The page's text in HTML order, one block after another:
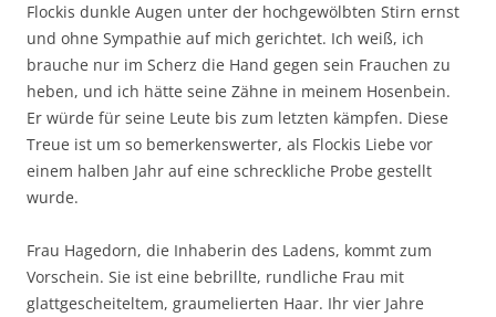
Flockis dunkle Augen unter der hochgewölbten Stirn ernst
und ohne Sympathie auf mich gerichtet. Ich weiß, ich
brauche nur im Scherz die Hand gegen sein Frauchen zu
heben, und ich hätte seine Zähne in meinem Hosenbein.
Er würde für seine Leute bis zum letzten kämpfen. Diese
Treue ist um so bemerkenswerter, als Flockis Liebe vor
einem halben Jahr auf eine schreckliche Probe gestellt
wurde.
Frau Hagedorn, die Inhaberin des Ladens, kommt zum
Vorschein. Sie ist eine bebrillte, rundliche Frau mit
glattgescheiteltem, graumelierten Haar. Ihr vier Jahre